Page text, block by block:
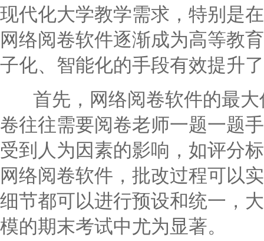
现代化大学教学需求，特别是
网络阅卷软件逐渐成为高等教
子化、智能化的手段有效提升
首先，网络阅卷软件的最大
卷往往需要阅卷老师一题一题
受到人为因素的影响，如评分
网络阅卷软件，批改过程可以
细节都可以进行预设和统一，
模的期末考试中尤为显著。